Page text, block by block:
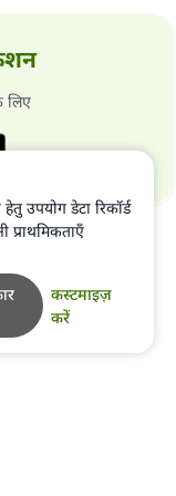
लिए
उपयोग डेटा रिकॉर्ड
कस्टमाइज़
करें